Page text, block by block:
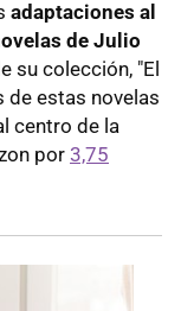
adaptaciones al
de Julio
su colección, "El
de estas novelas
centro de la
por 3,75